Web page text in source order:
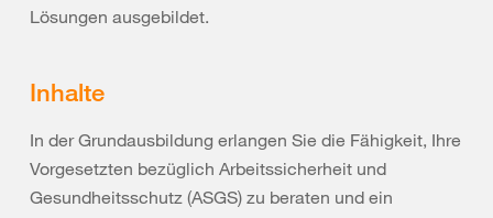
Lösungen ausgebildet.
Inhalte
In der Grundausbildung erlangen Sie die Fähigkeit, Ihre
Vorgesetzten bezüglich Arbeitssicherheit und
Gesundheitsschutz (ASGS) zu beraten und ein